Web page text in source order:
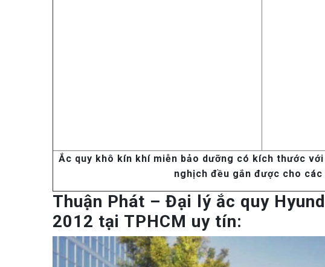
Ắc quy khô kín khí miễn bảo dưỡng có kích thước
nghịch đều gắn được cho
Thuận Phát – Đại lý ắc quy
2012 tại TPHCM uy tín: